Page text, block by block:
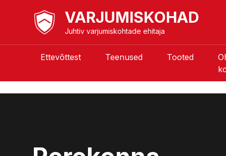
VARJUMISKOHAD
Juhtiv varjumiskohtade ehitaja
Ettevõttest Teenused Tooted